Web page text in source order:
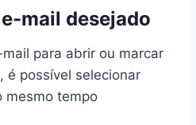
mail desejado
para abrir ou marcar
é possível selecionar
mesmo tempo